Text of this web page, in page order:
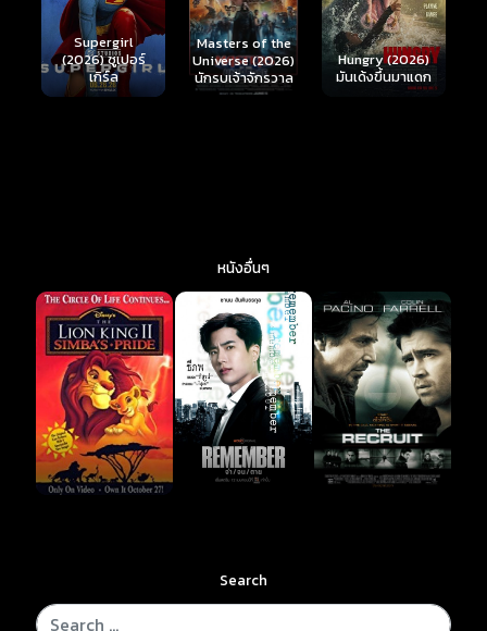
Masters of the
Universe (2026)
นักรบเจ้าจักรวาล
Hungry (2026)
มันเด้งขึ้นมาแดก
Ready or Not 2:
Here I Come
(2026) เกมพร้อม
ตาย 2
หนังอื่นๆ
Search